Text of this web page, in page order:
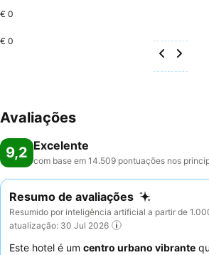
€ 0
€ 0
Avaliações
9,2 Excelente
com base em 14.509 pontuações nos
Resumo de avaliações
Resumido por inteligência artificial a partir de
atualização: 30 Jul 2026
Este hotel é um centro urbano vibrante